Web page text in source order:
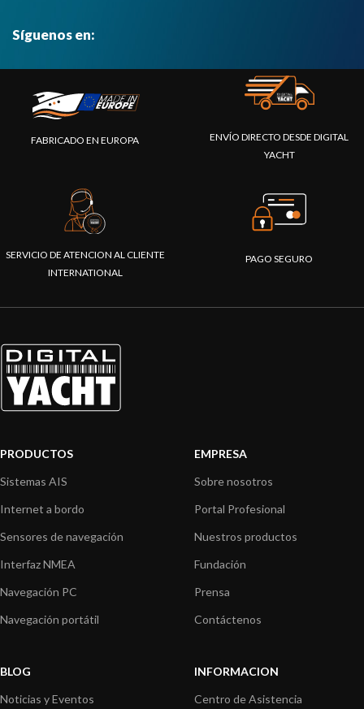
Síguenos en:
FABRICADO EN EUROPA
ENVÍO DIRECTO DESDE DIGITAL
YACHT
SERVICIO DE ATENCION AL CLIENTE
INTERNATIONAL
PAGO SEGURO
PRODUCTOS
Sistemas AIS
Internet a bordo
Sensores de navegación
Interfaz NMEA
Navegación PC
Navegación portátil
EMPRESA
Sobre nosotros
Portal Profesional
Nuestros productos
Fundación
Prensa
Contáctenos
BLOG
Noticias y Eventos
INFORMACION
Centro de Asistencia